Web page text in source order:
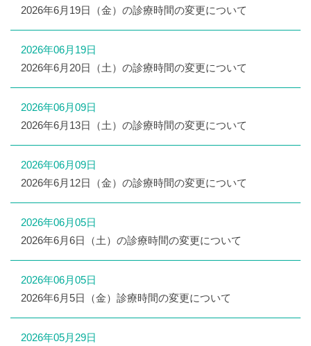
2026年6月19日（金）の診療時間の変更について
2026年06月19日
2026年6月20日（土）の診療時間の変更について
2026年06月09日
2026年6月13日（土）の診療時間の変更について
2026年06月09日
2026年6月12日（金）の診療時間の変更について
2026年06月05日
2026年6月6日（土）の診療時間の変更について
2026年06月05日
2026年6月5日（金）診療時間の変更について
2026年05月29日